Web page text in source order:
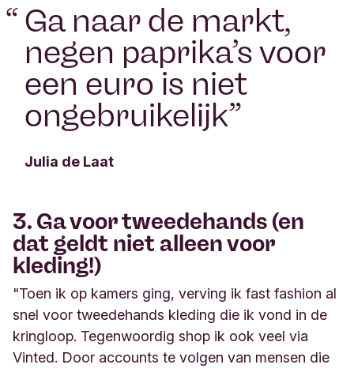
“Ga naar de markt,
negen paprika’s voor
een euro is niet
ongebruikelijk”
Julia de Laat
3. Ga voor tweedehands (en
dat geldt niet alleen voor
kleding!)
"Toen ik op kamers ging, verving ik fast fashion al
snel voor tweedehands kleding die ik vond in de
kringloop. Tegenwoordig shop ik ook veel via
Vinted. Door accounts te volgen van mensen die